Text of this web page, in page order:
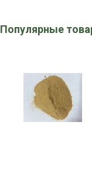
Популярные